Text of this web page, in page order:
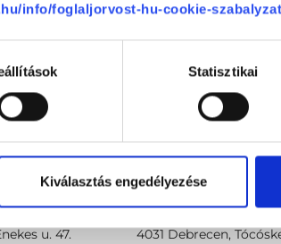
info/foglaljorvost-hu-cookie-
Statisztikai
Kiválasztás engedélyezése
Albertfalva
Dr. Cselyoszki
4644 Mándok, Petőfi u.
György u. 18-22. 6722 Szeged, Madách
u. 47.
Dr. Cserepesi
4031 Debrecen,